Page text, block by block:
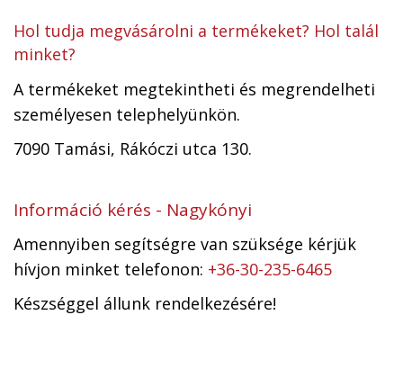
Hol tudja megvásárolni a termékeket? Hol talál
minket?
A termékeket megtekintheti és megrendelheti
személyesen telephelyünkön.
7090 Tamási, Rákóczi utca 130.
Információ kérés - Nagykónyi
Amennyiben segítségre van szüksége kérjük
hívjon minket telefonon: +36-30-235-6465
Készséggel állunk rendelkezésére!